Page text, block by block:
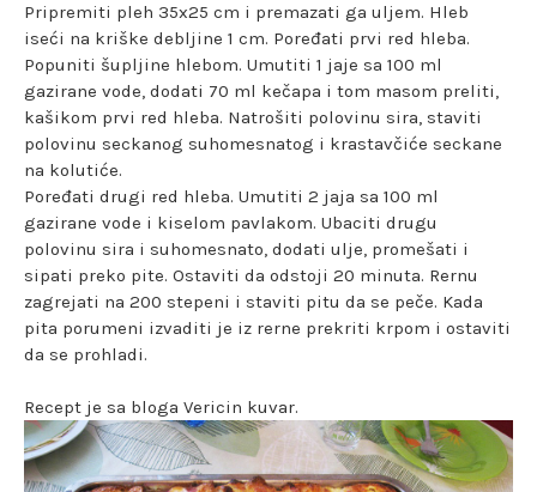
Pripremiti pleh 35x25 cm i premazati ga uljem. Hleb
iseći na kriške debljine 1 cm. Poređati prvi red hleba.
Popuniti šupljine hlebom. Umutiti 1 jaje sa 100 ml
gazirane vode, dodati 70 ml kečapa i tom masom preliti,
kašikom prvi red hleba. Natrošiti polovinu sira, staviti
polovinu seckanog suhomesnatog i krastavčiće seckane
na kolutiće.
Poređati drugi red hleba. Umutiti 2 jaja sa 100 ml
gazirane vode i kiselom pavlakom. Ubaciti drugu
polovinu sira i suhomesnato, dodati ulje, promešati i
sipati preko pite. Ostaviti da odstoji 20 minuta. Rernu
zagrejati na 200 stepeni i staviti pitu da se peče. Kada
pita porumeni izvaditi je iz rerne prekriti krpom i ostaviti
da se prohladi.
Recept je sa bloga Vericin kuvar.